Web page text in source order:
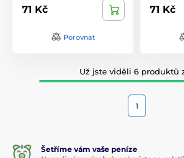
71 Kč
Porovnat
71 Kč
Už jste viděli 6 produktů
1
Šetříme vám vaše peníze